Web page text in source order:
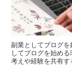
副業としてブログ
してブログを始め
考えや経験を共有す